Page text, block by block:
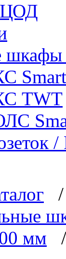
ЦОД
TWT
мм